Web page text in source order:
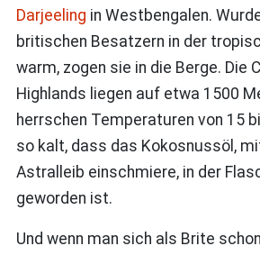
Darjeeling in Westbengalen.
britischen Besatzern in der
warm, zogen sie in die Berge. Die
Highlands liegen auf etwa 1500
herrschen Temperaturen von 15
so kalt, dass das Kokosnussöl,
Astralleib einschmiere, in der
geworden ist.
Und wenn man sich als Brite